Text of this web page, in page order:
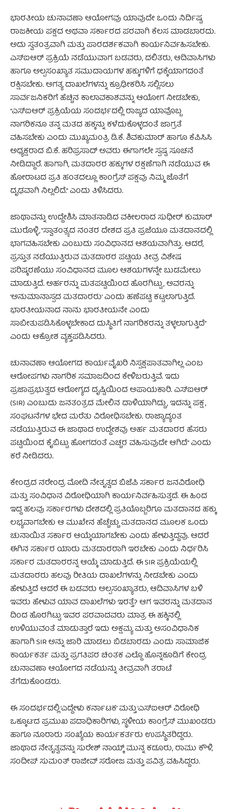
ಭಾರತೀಯ ಚುನಾವಣಾ ಆಯೋಗವು ಯಾವುದೇ ಒಂದು ನಿರ್ದಿಷ್ಟ
ರಾಜಕೀಯ ಪಕ್ಷದ ಅಥವಾ ಸರ್ಕಾರದ ಪರವಾಗಿ ಕೆಲಸ ಮಾಡಬಾರದು.
ಅದು ಸ್ವತಂತ್ರವಾಗಿ ಮತ್ತು ಪಾರದರ್ಶಕವಾಗಿ ಕಾರ್ಯನಿರ್ವಹಿಸಬೇಕು.
ಎಸ್‌ಐಆರ್ ಪ್ರಕ್ರಿಯೆ ನಡೆಯುವಾಗ ಬಡವರು, ದಲಿತರು, ಆದಿವಾಸಿಗಳು
ಹಾಗೂ ಅಲ್ಪಸಂಖ್ಯಾತ ಸಮುದಾಯಗಳ ಹಕ್ಕುಗಳಿಗೆ ಧಕ್ಕೆಯಾಗದಂತೆ
ರಕ್ಷಿಸಬೇಕು. ಅಗತ್ಯ ದಾಖಲೆಗಳನ್ನು ಕ್ರೂಢೀಕರಿಸಿ ಸಲ್ಲಿಸಲು
ಸಾರ್ವಜನಿಕರಿಗೆ ಹೆಚ್ಚಿನ ಕಾಲಾವಕಾಶವನ್ನು ಆಯೋಗ ನೀಡಬೇಕು,
“ಎಸ್‌ಐಆರ್ ಪ್ರಕ್ರಿಯೆಯ ಸಂದರ್ಭದಲ್ಲಿ ರಾಜ್ಯದ ಯಾವೊಬ್ಬ
ನಾಗರಿಕನೂ ತನ್ನ ಮತದ ಹಕ್ಕನ್ನು ಕಳೆದುಕೊಳ್ಳದಂತೆ ಜಾಗ್ರತೆ
ವಹಿಸಬೇಕು ಎಂದು ಮುಖ್ಯಮಂತ್ರಿ ಡಿ.ಕೆ. ಶಿವಕುಮಾರ್ ಹಾಗೂ ಕೆಪಿಸಿಸಿ
ಅಧ್ಯಕ್ಷರಾದ ಬಿ.ಕೆ. ಹರಿಪ್ರಸಾದ್ ಅವರು ಈಗಾಗಲೇ ಸ್ಪಷ್ಟ ಸೂಚನೆ
ನೀಡಿದ್ದಾರೆ. ಹಾಗಾಗಿ, ಮತದಾರರ ಹಕ್ಕುಗಳ ರಕ್ಷಣೆಗಾಗಿ ನಡೆಯುವ ಈ
ಹೋರಾಟದ ಪ್ರತಿ ಹಂತದಲ್ಲೂ ಕಾಂಗ್ರೆಸ್ ಪಕ್ಷವು ನಿಮ್ಮ ಜೊತೆಗೆ
ದೃಢವಾಗಿ ನಿಲ್ಲಲಿದೆ.” ಎಂದು ತಿಳಿಸಿದರು.
ಜಾಥಾವನ್ನು ಉದ್ದೇಶಿಸಿ ಮಾತನಾಡಿದ ವಕೀಲರಾದ ಸುಧೀರ್ ಕುಮಾರ್
ಮುರೊಳ್ಳಿ, “ಸ್ವಾತಂತ್ರ್ಯದ ನಂತರ ದೇಶದ ಪ್ರತಿ ಪ್ರಜೆಯೂ ಮತದಾನದಲ್ಲಿ
ಭಾಗವಹಿಸಬೇಕು ಎಂಬುದು ಸಂವಿಧಾನದ ಆಶಯವಾಗಿತ್ತು. ಆದರೆ,
ಪ್ರಸ್ತುತ ನಡೆಯುತ್ತಿರುವ ಮತದಾರರ ಪಟ್ಟಿಯ ತೀವ್ರ ವಿಶೇಷ
ಪರಿಷ್ಕರಣೆಯು ಸಂವಿಧಾನದ ಮೂಲ ಆಶಯಗಳನ್ನೇ ಬುಡಮೇಲು
ಮಾಡುತ್ತಿದೆ. ಅರ್ಹರನ್ನು ಮತಪಟ್ಟಿಯಿಂದ ಹೊರಗಿಟ್ಟು, ಅವರನ್ನು
‘ಅನುಮಾನಾಸ್ಪದ ಮತದಾರರು’ ಎಂದು ಹಣೆಪಟ್ಟಿ ಕಟ್ಟಲಾಗುತ್ತಿದೆ.
ಭಾರತೀಯನಾದ ನಾನು ಭಾರತೀಯನೇ ಎಂದು
ಸಾಬೀತುಪಡಿಸಿಕೊಳ್ಳಬೇಕಾದ ದುಸ್ಥಿತಿಗೆ ನಾಗರಿಕರನ್ನು ತಳ್ಳಲಾಗುತ್ತಿದೆ”
ಎಂದು ಆಕ್ರೋಶ ವ್ಯಕ್ತಪಡಿಸಿದರು.
ಚುನಾವಣಾ ಆಯೋಗದ ಕಾರ್ಯವೈಖರಿ ನಿಸ್ಪಕ್ಷಪಾತವಾಗಿಲ್ಲ ಎಂಬ
ಆರೋಪಗಳು ನಾಗರಿಕ ಸಮಾಜದಿಂದ ಕೇಳಿಬರುತ್ತಿವೆ. ಇದು
ಪ್ರಜಾಪ್ರಭುತ್ವದ ಆರೋಗ್ಯದ ದೃಷ್ಟಿಯಿಂದ ಅಪಾಯಕಾರಿ. ಎಸ್‌ಐಆರ್
(SIR) ಎಂಬುದು ಜನತಂತ್ರದ ಮೇಲಿನ ದಾಳಿಯಾಗಿದ್ದು, ಇದನ್ನು ಪಕ್ಷ,
ಸಂಘಟನೆಗಳ ಭೇದ ಮರೆತು ವಿರೋಧಿಸಬೇಕು. ರಾಜ್ಯಾದ್ಯಂತ
ನಡೆಯುತ್ತಿರುವ ಈ ಜಾಥಾದ ಉದ್ದೇಶವು ಅರ್ಹ ಮತದಾರರ ಹೆಸರು
ಪಟ್ಟಿಯಿಂದ ಕೈಬಿಟ್ಟು ಹೋಗದಂತೆ ಎಚ್ಚರ ವಹಿಸುವುದೇ ಆಗಿದೆ” ಎಂದು
ಕರೆ ನೀಡಿದರು.
ಕೇಂದ್ರದ ನರೇಂದ್ರ ಮೋದಿ ನೇತೃತ್ವದ ಬಿಜೆಪಿ ಸರ್ಕಾರ ಜನವಿರೋಧಿ
ಮತ್ತು ಸಂವಿಧಾನ ವಿರೋಧಿಯಾಗಿ ಕಾರ್ಯನಿರ್ವಹಿಸುತ್ತದೆ. ಈ ಹಿಂದ
ಇದ್ದ ಹಲವು ಸರ್ಕಾರಗಳು ದೇಶದಲ್ಲಿ ಪ್ರತಿಯೊಬ್ಬರಿಗೂ ಮತದಾನದ ಹಕ್ಕು
ಲಭ್ಯವಾಗಬೇಕು ಆ ಮುಖೇನ ಹೆಚ್ಚೆಚ್ಚು ಮತದಾನದ ಮೂಲಕ ಒಂದು
ಚುನಾಯಿತ ಸರ್ಕಾರ ಆಯ್ಕೆಯಾಗಬೇಕು ಎಂದು ಹೇಳುತ್ತಿದ್ದವು. ಆದರೆ
ಈಗಿನ ಸರ್ಕಾರ ಯಾರು ಮತದಾರರಾಗಿ ಇರಬೇಕು ಎಂದು ನಿರ್ಧರಿಸಿ
ಸರ್ಕಾರ ಮತದಾರರನ್ನ ಆಯ್ಕೆ ಮಾಡುತ್ತಿದೆ. ಈ SIR ಪ್ರಕ್ರಿಯೆಯಲ್ಲಿ
ಮತದಾರರು ಹಲವು ರೀತಿಯ ದಾಖಲೆಗಳನ್ನು ನೀಡಬೇಕು ಎಂದು
ಹೇಳುತ್ತಿದೆ ಆದರೆ ಈ ಬಡವರು ಅಲ್ಪಸಂಖ್ಯಾತರು, ಆದಿವಾಸಿಗಳ ಬಳಿ
ಇವರು ಹೇಳುವ ಯಾವ ದಾಖಲೆಗಳು ಇರತ್ತೆ? ಆಗ ಇವರನ್ನು ಮತದಾನ
ದಿಂದ ಹೊರಗಿಟ್ಟು ಇವರ ಪರವಾದವರು ಮಾತ್ರ ಈ ಹಕ್ಕಿನಲ್ಲಿ
ಉಳಿಯುವಂತೆ ಮಾಡುತ್ತಾರೆ ಇದು ಅಕ್ಷಮ್ಯ ಮತ್ತು ಅಸಂವಿಧಾನಿಕ
ಹಾಗಾಗಿ SIR ಅನ್ನು ಜಾರಿ ಮಾಡಲು ಬಿಡಬಾರದು ಎಂದು ಸಾಮಾಜಿಕ
ಕಾರ್ಯಕರ್ತ ಮತ್ತು ಪ್ರಗತಿಪರ ಚಿಂತಕ ಎಲ್ದೊ ಹೊನ್ನಕೂಡಿಗೆ ಕೇಂದ್ರ
ಚುನಾವಣಾ ಆಯೋಗದ ನಡೆಯನ್ನು ತೀವ್ರವಾಗಿ ತರಾಟೆ
ತೆಗೆದುಕೊಂಡರು.
ಈ ಸಂದರ್ಭದಲ್ಲಿ ‘ಎದ್ದೇಳು ಕರ್ನಾಟಕ’ ಮತ್ತು ‘ಎಸ್‌ಐಆರ್ ವಿರೋಧಿ
ಒಕ್ಕೂಟ’ದ ಪ್ರಮುಖ ಪದಾಧಿಕಾರಿಗಳು, ಸ್ಥಳೀಯ ಕಾಂಗ್ರೆಸ್ ಮುಖಂಡರು
ಹಾಗೂ ನೂರಾರು ಸಂಖ್ಯೆಯ ಕಾರ್ಯಕರ್ತರು ಉಪಸ್ಥಿತರಿದ್ದರು.
ಜಾಥಾದ ನೇತೃತ್ವವನ್ನು ಸುರೇಶ್ ನಾಯ್ಕ್ ಮುನ್ನ ಕಡೂರು, ರಾಮು ಕೌಳಿ,
ಸಂದೀಪ್ ಸುಮಂತ್ ರಾಜೀವ್ ಸರೋಜ ಮತ್ತು ಪವಿತ್ರ ವಹಿಸಿದ್ದರು.